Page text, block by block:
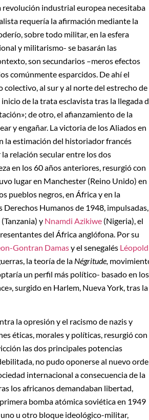
revolución industrial europea necesitaba
requería la afirmación mediante la
sobre todo militar, en la esfera
y militarismo- se basarán las
son secundarios –meros efectos
comúnmente esparcidos. De ahí el
al sur y al norte del estrecho de
de la trata esclavista tras la llegada
de otro, el afianzamiento de la
y engañar. La victoria de los Aliados en
la estimación del historiador francés
relación secular entre los dos
en los 60 años anteriores, resurgió con
lugar en Manchester (Reino Unido) en
pueblos negros, en África y en la
Humanos de 1948, impulsadas,
(Tanzania) y Nnamdi Azikiwe (Nigeria), el
del África anglófona. Por su
Gontran Damasy el senegalés Léopold
la teoría de la Négritude,
un perfil más político- basado en los
surgido en Harlem, Nueva York, tras la
la opresión y el racismo de nazis y
éticas, morales y políticas, resurgió con
las dos principales potencias
no pudo oponerse al nuevo
internacional a consecuencia de la
los africanos demandaban libertad,
bomba atómica soviética en 1949
u otro bloque ideológico-militar,